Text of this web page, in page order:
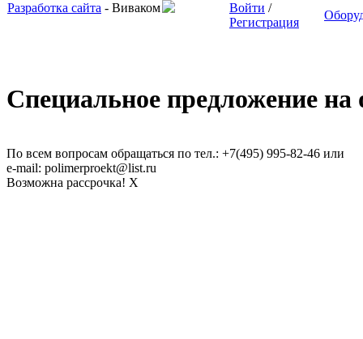
Универсальный пленочный
экструдер SJ-55, SJ-65
Разработка сайта - Виваком Войти /
Регистрация
Специальное предложение на
По всем вопросам обращаться по тел.: +7(495) 995-82-46 или
e-mail: polimerproekt@list.ru
Возможна рассрочка! X